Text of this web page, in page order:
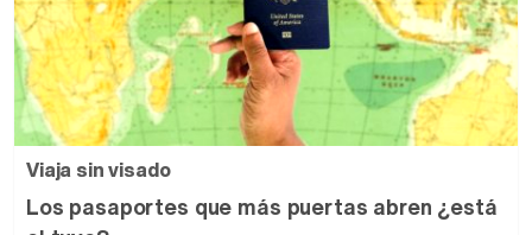
Viaja sin visado
Los pasaportes que más puertas abren ¿está